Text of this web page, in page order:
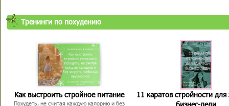
Тренинги по похудению
Как выстроить стройное питание
Похудеть, не считая каждую калорию и без
11 каратов стройности для